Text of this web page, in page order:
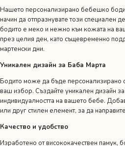
Нашето персонализирано бебешко
начин да отпразнувате този специален
бодито е меко и нежно към кожата на
през целия ден, като същевременно
мартенски дни.
Уникален дизайн за Баба Марта
Бодито може да бъде персонализирано
ваш избор. Създайте уникален дизайн
индивидуалността на вашето бебе.
или друг стилен елемент, за да
Качество и удобство
Изработено от висококачествен памук,